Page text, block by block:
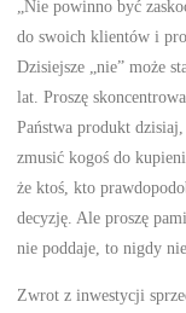
„Nie powinno być
do swoich klientów i
Dzisiejsze „nie” może
lat. Proszę
Państwa produkt
zmusić kogoś do
że ktoś, kto
decyzję. Ale proszę
nie poddaje, to nigdy
Zwrot z inwestycji